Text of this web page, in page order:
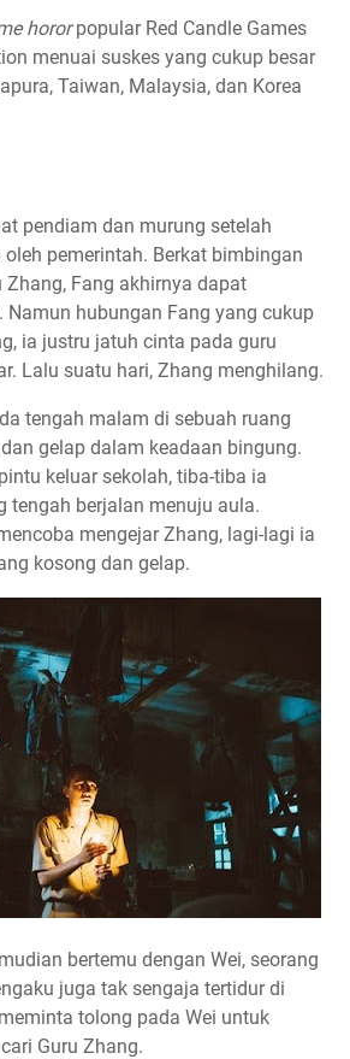
hororpopular Red Candle Games
menuai suskes yang cukup besar
Taiwan, Malaysia, dan Korea
pendiam dan murung setelah
pemerintah. Berkat bimbingan
Zhang, Fang akhirnya dapat
Namun hubungan Fang yang cukup
ia justru jatuh cinta pada guru
Lalu suatu hari, Zhang menghilang.
tengah malam di sebuah ruang
gelap dalam keadaan bingung.
keluar sekolah, tiba-tiba ia
tengah berjalan menuju aula.
mengejar Zhang, lagi-lagi ia
kosong dan gelap.
bertemu dengan Wei, seorang
juga tak sengaja tertidur di
tolong pada Wei untuk
Guru Zhang.